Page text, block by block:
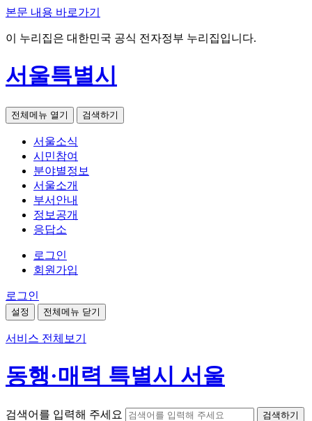
본문 내용 바로가기
이 누리집은 대한민국 공식 전자정부 누리집입니다.
서울특별시
전체메뉴 열기 검색하기
서울소식
시민참여
분야별정보
서울소개
부서안내
정보공개
응답소
로그인
회원가입
로그인
설정 전체메뉴 닫기
서비스 전체보기
동행·매력 특별시 서울
검색어를 입력해 주세요 검색하기